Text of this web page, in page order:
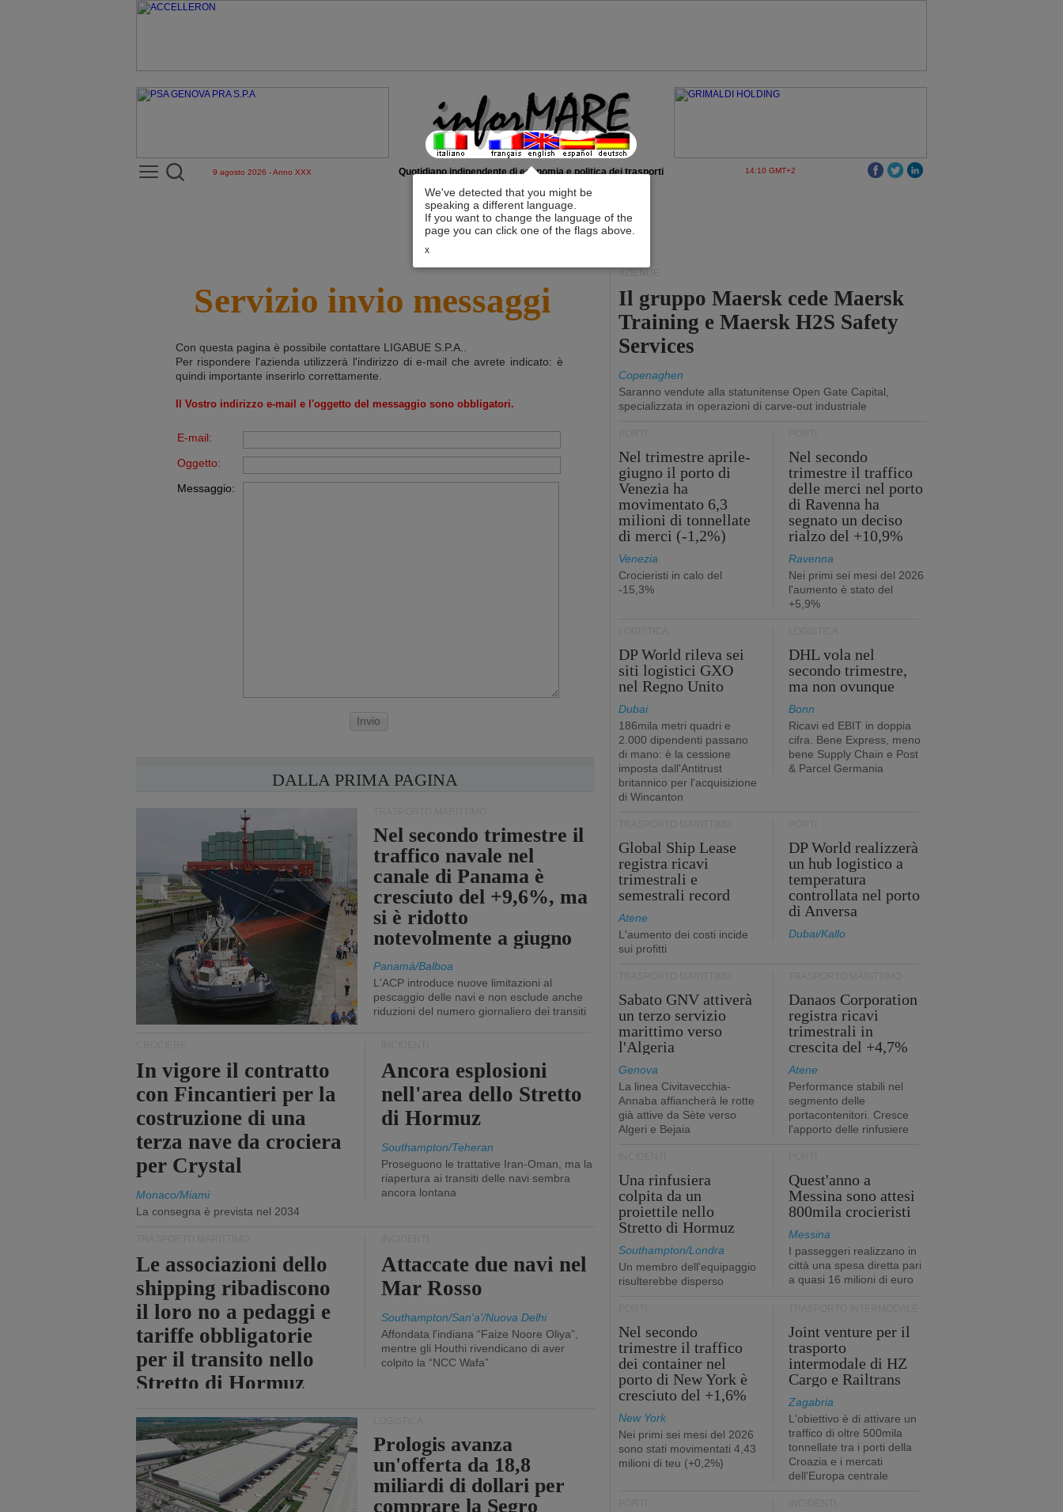
We've detected that you might be
speaking a different language.
If you want to change the language of the
page you can click one of the flags above.
x
9 agosto 2026 - Anno XXX Quotidiano indipendente di economia e politica dei trasporti 14:10 GMT+2
Servizio invio messaggi
Con questa pagina è possibile contattare LIGABUE S.P.A.
Per rispondere l'azienda utilizzerà l'indirizzo di e-mail che avrete indicato: è
quindi importante inserirlo correttamente.
Il Vostro indirizzo e-mail e l'oggetto del messaggio sono obbligatori.
E-mail:
Oggetto:
Messaggio:
Invio
DALLA PRIMA PAGINA
Nel secondo trimestre il
traffico navale nel
canale di Panama è
cresciuto del +9,6%, ma
si è ridotto
notevolmente a giugno
Panamá/Balboa
L'ACP introduce nuove limitazioni al
pescaggio delle navi e non esclude anche
riduzioni del numero giornaliero dei transiti
In vigore il contratto
con Fincantieri per la
costruzione di una
terza nave da crociera
per Crystal
Monaco/Miami
La consegna è prevista nel 2034
Ancora esplosioni
nell'area dello Stretto
di Hormuz
Southampton/Teheran
Proseguono le trattative Iran-Oman, ma la
riapertura ai transiti delle navi sembra
ancora lontana
Le associazioni dello
shipping ribadiscono
il loro no a pedaggi e
tariffe obbligatorie
per il transito nello
Stretto di Hormuz
Attaccate due navi nel
Mar Rosso
Southampton/San'a'/Nuova Delhi
Affondata l'indiana “Faize Noore Oliya”,
mentre gli Houthi rivendicano di aver
colpito la “NCC Wafa”
Prologis avanza
un'offerta da 18,8
miliardi di dollari per
comprare la Segro
AZIENDE
Il gruppo Maersk cede Maersk
Training e Maersk H2S Safety
Services
Copenaghen
Saranno vendute alla statunitense Open Gate Capital,
specializzata in operazioni di carve-out industriale
Nel trimestre aprile-
giugno il porto di
Venezia ha
movimentato 6,3
milioni di tonnellate
di merci (-1,2%)
Venezia
Crocieristi in calo del
-15,3%
Nel secondo
trimestre il traffico
delle merci nel porto
di Ravenna ha
segnato un deciso
rialzo del +10,9%
Ravenna
Nei primi sei mesi del 2026
l'aumento è stato del
+5,9%
DP World rileva sei
siti logistici GXO
nel Regno Unito
Dubai
186mila metri quadri e
2.000 dipendenti passano
di mano: è la cessione
imposta dall'Antitrust
britannico per l'acquisizione
di Wincanton
DHL vola nel
secondo trimestre,
ma non ovunque
Bonn
Ricavi ed EBIT in doppia
cifra. Bene Express, meno
bene Supply Chain e Post
& Parcel Germania
Global Ship Lease
registra ricavi
trimestrali e
semestrali record
Atene
L'aumento dei costi incide
sui profitti
DP World realizzerà
un hub logistico a
temperatura
controllata nel porto
di Anversa
Dubai/Kallo
Sabato GNV attiverà
un terzo servizio
marittimo verso
l'Algeria
Genova
La linea Civitavecchia-
Annaba affiancherà le rotte
già attive da Sète verso
Algeri e Bejaia
Danaos Corporation
registra ricavi
trimestrali in
crescita del +4,7%
Atene
Performance stabili nel
segmento delle
portacontenitori. Cresce
l'apporto delle rinfusiere
Una rinfusiera
colpita da un
proiettile nello
Stretto di Hormuz
Southampton/Londra
Un membro dell'equipaggio
risulterebbe disperso
Quest'anno a
Messina sono attesi
800mila crocieristi
Messina
I passeggeri realizzano in
città una spesa diretta pari
a quasi 16 milioni di euro
Nel secondo
trimestre il traffico
dei container nel
porto di New York è
cresciuto del +1,6%
New York
Nei primi sei mesi del 2026
sono stati movimentati 4,43
milioni di teu (+0,2%)
Joint venture per il
trasporto
intermodale di HZ
Cargo e Railtrans
Zagabria
L'obiettivo è di attivare un
traffico di oltre 500mila
tonnellate tra i porti della
Croazia e i mercati
dell'Europa centrale